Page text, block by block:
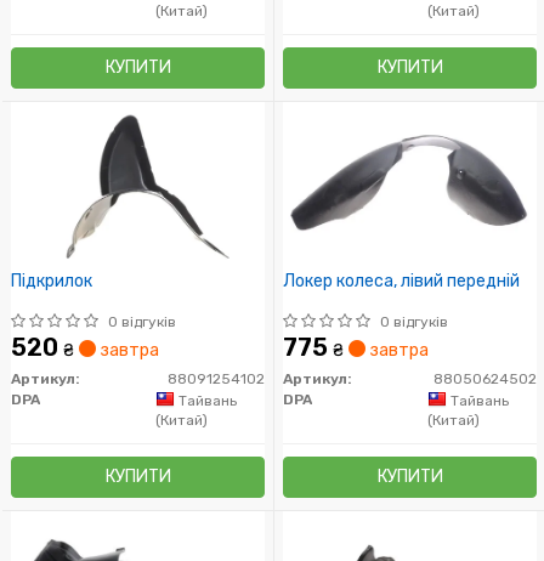
(Китай)
КУПИТИ
(Китай)
КУПИТИ
Підкрилок
0 відгуків
520 ₴ завтра
Артикул:
88091254102
DPA
Тайвань
(Китай)
КУПИТИ
Локер колеса, лівий передній
0 відгуків
775 ₴ завтра
Артикул:
88050624502
DPA
Тайвань
(Китай)
КУПИТИ